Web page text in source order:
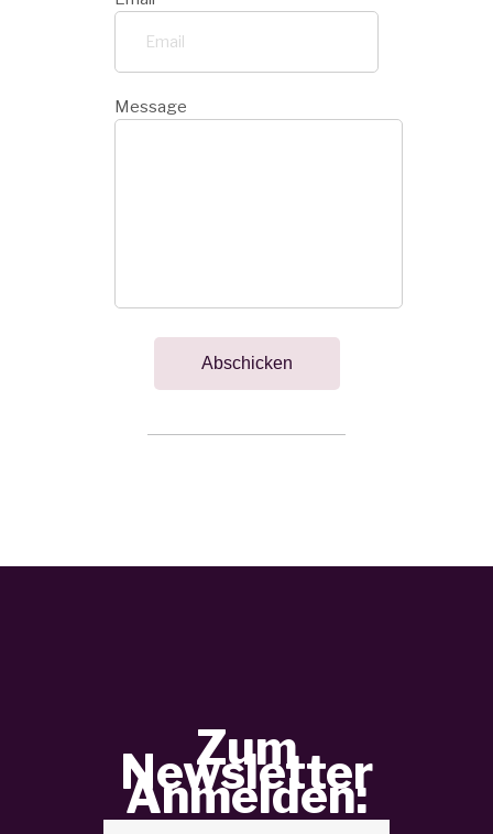
Message
Abschicken
Zum
Newsletter
Anmelden: